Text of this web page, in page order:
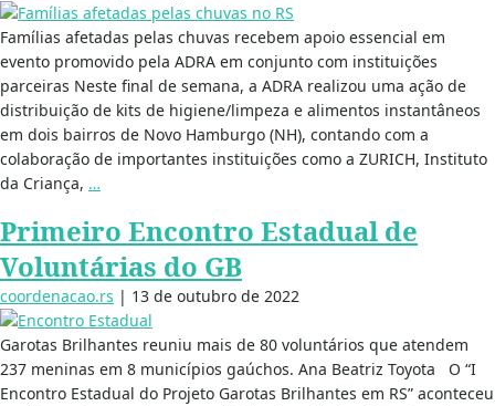
Famílias afetadas pelas chuvas recebem apoio essencial em
evento promovido pela ADRA em conjunto com instituições
parceiras Neste final de semana, a ADRA realizou uma ação de
distribuição de kits de higiene/limpeza e alimentos instantâneos
em dois bairros de Novo Hamburgo (NH), contando com a
colaboração de importantes instituições como a ZURICH, Instituto
da Criança, …
Primeiro Encontro Estadual de
Voluntárias do GB
coordenacao.rs | 13 de outubro de 2022
Garotas Brilhantes reuniu mais de 80 voluntários que atendem
237 meninas em 8 municípios gaúchos. Ana Beatriz Toyota O “I
Encontro Estadual do Projeto Garotas Brilhantes em RS” aconteceu